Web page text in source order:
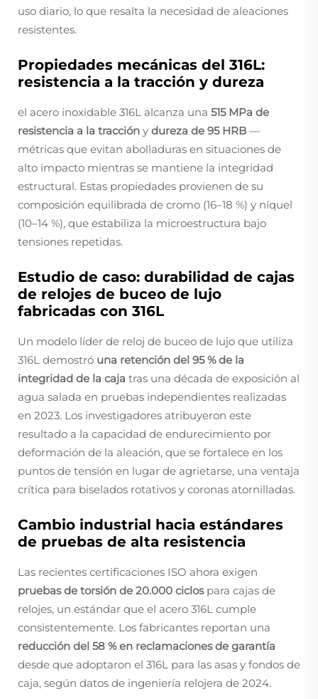
uso diario, lo que resalta la necesidad de aleaciones
resistentes.
Propiedades mecánicas del 316L:
resistencia a la tracción y dureza
el acero inoxidable 316L alcanza una 515 MPa de
resistencia a la tracción y dureza de 95 HRB —
métricas que evitan abolladuras en situaciones de
alto impacto mientras se mantiene la integridad
estructural. Estas propiedades provienen de su
composición equilibrada de cromo (16–18 %) y níquel
(10–14 %), que estabiliza la microestructura bajo
tensiones repetidas.
Estudio de caso: durabilidad de cajas
de relojes de buceo de lujo
fabricadas con 316L
Un modelo líder de reloj de buceo de lujo que utiliza
316L demostró una retención del 95 % de la
integridad de la caja tras una década de exposición al
agua salada en pruebas independientes realizadas
en 2023. Los investigadores atribuyeron este
resultado a la capacidad de endurecimiento por
deformación de la aleación, que se fortalece en los
puntos de tensión en lugar de agrietarse, una ventaja
crítica para biselados rotativos y coronas atornilladas.
Cambio industrial hacia estándares
de pruebas de alta resistencia
Las recientes certificaciones ISO ahora exigen
pruebas de torsión de 20.000 ciclos para cajas de
relojes, un estándar que el acero 316L cumple
consistentemente. Los fabricantes reportan una
reducción del 58 % en reclamaciones de garantía
desde que adoptaron el 316L para las asas y fondos de
caja, según datos de ingeniería relojera de 2024.